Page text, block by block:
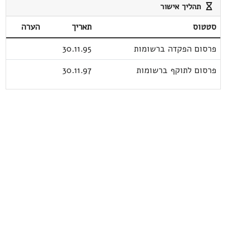
תהליך אישור
סטטוס תאריך
הערה
פרסום הפקדה ברשומות
30.11.95
פרסום לתוקף ברשומות
30.11.97